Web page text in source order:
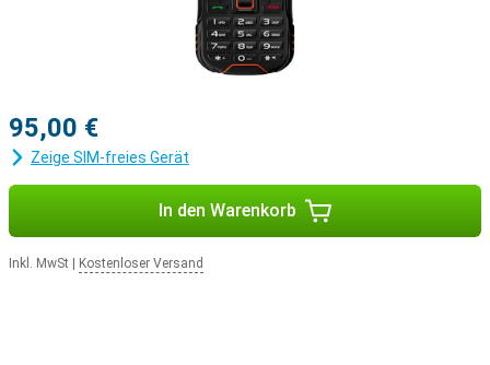
im Freien bewegen, dieses Gigaset arbeitet zuverlässig weiter. So
entscheiden Sie sich für ein langlebiges Mobiltelefon, das Sie nicht
95,00 €
Zeige SIM-freies Gerät
In den Warenkorb
Inkl. MwSt Kostenloser Versand